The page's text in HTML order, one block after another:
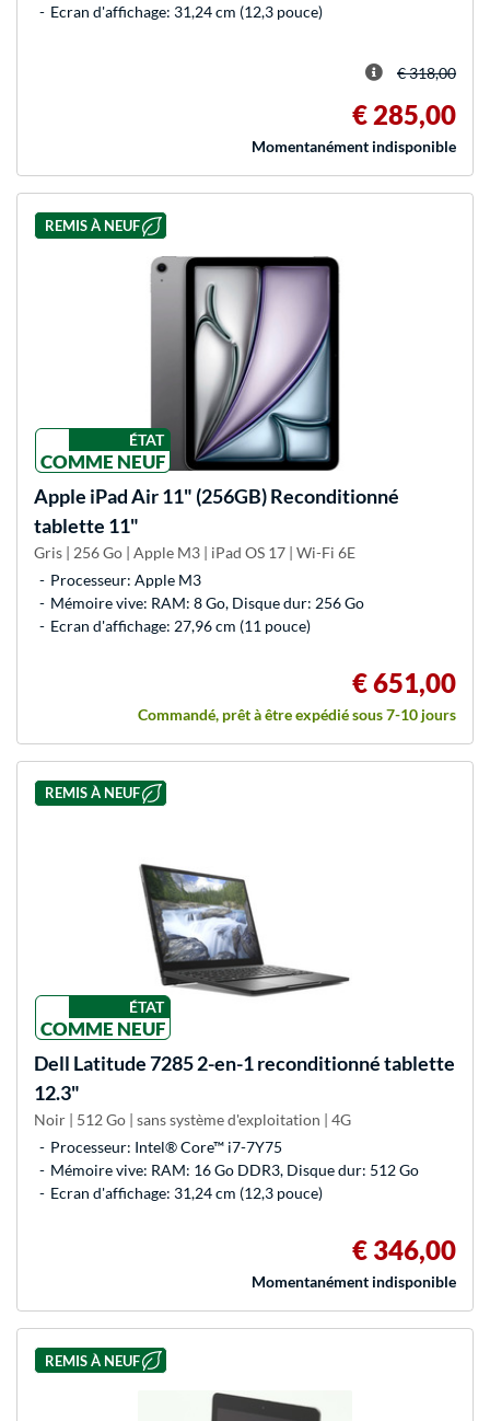
Ecran d'affichage: 31,24 cm (12,3 pouce)
€ 318,00
€ 285,00
Momentanément indisponible
REMIS À NEUF
ÉTAT
COMME NEUF
Apple iPad Air 11" (256GB) Reconditionné
tablette 11"
Gris | 256 Go | Apple M3 | iPad OS 17 | Wi-Fi 6E
Processeur: Apple M3
Mémoire vive: RAM: 8 Go, Disque dur: 256 Go
Ecran d'affichage: 27,96 cm (11 pouce)
€ 651,00
Commandé, prêt à être expédié sous 7-10 jours
REMIS À NEUF
ÉTAT
COMME NEUF
Dell Latitude 7285 2-en-1 reconditionné tablette
12.3"
Noir | 512 Go | sans système d'exploitation | 4G
Processeur: Intel® Core™ i7-7Y75
Mémoire vive: RAM: 16 Go DDR3, Disque dur: 512 Go
Ecran d'affichage: 31,24 cm (12,3 pouce)
€ 346,00
Momentanément indisponible
REMIS À NEUF